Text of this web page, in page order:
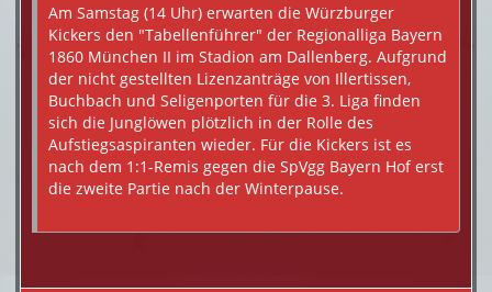
Am Samstag (14 Uhr) erwarten die Würzburger
Kickers den "Tabellenführer" der Regionalliga Bayern
1860 München II im Stadion am Dallenberg. Aufgrund
der nicht gestellten Lizenzanträge von Illertissen,
Buchbach und Seligenporten für die 3. Liga finden
sich die Junglöwen plötzlich in der Rolle des
Aufstiegsaspiranten wieder. Für die Kickers ist es
nach dem 1:1-Remis gegen die SpVgg Bayern Hof erst
die zweite Partie nach der Winterpause.